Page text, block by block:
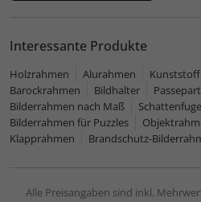
Interessante Produkte
Holzrahmen Alurahmen
Barockrahmen
Bildhalter
Bilderrahmen nach Maß
Bilderrahmen für Puzzles
Klapprahmen
Brandschutz-
Alle Preisangaben sind inkl.